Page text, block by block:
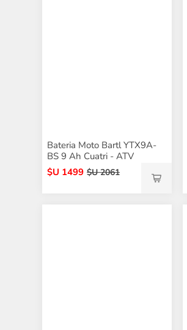
Bateria Moto Bartl YTX9A-
BS 9 Ah Cuatri - ATV
$U 1499 $U 2061